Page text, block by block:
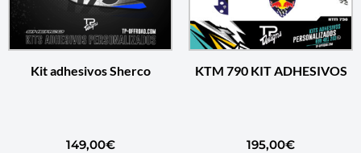
Kit adhesivos Sherco
149,00€
KTM 790 KIT ADHESIVOS
195,00€